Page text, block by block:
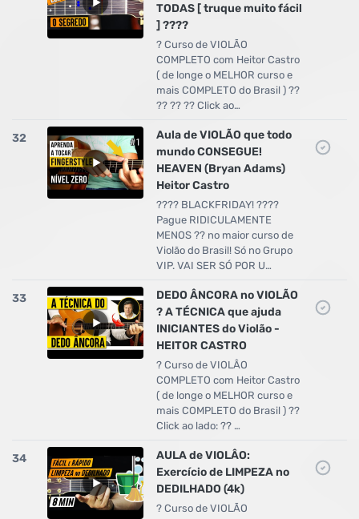
TODAS [ truque muito fácil
] ????
? Curso de VIOLÃO
COMPLETO com Heitor Castro
( de longe o MELHOR curso e
mais COMPLETO do Brasil ) ??
?? ?? ?? Click ao…
32
Aula de VIOLÃO que todo
mundo CONSEGUE!
HEAVEN (Bryan Adams)
Heitor Castro
???? BLACKFRIDAY! ????
Pague RIDICULAMENTE
MENOS ?? no maior curso de
Violão do Brasil! Só no Grupo
VIP. VAI SER SÓ POR U…
33
DEDO ÂNCORA no VIOLÃO
? A TÉCNICA que ajuda
INICIANTES do Violão -
HEITOR CASTRO
? Curso de VIOLÂO
COMPLETO com Heitor Castro
( de longe o MELHOR curso e
mais COMPLETO do Brasil ) ??
Click ao lado: ?? …
34
AULA de VIOLÂO:
Exercício de LIMPEZA no
DEDILHADO (4k)
? Curso de VIOLÃO